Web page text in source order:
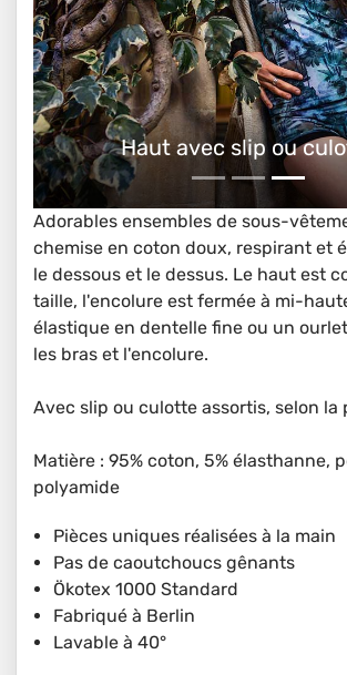
Ensembles de
Adorables ensembles de sous-
chemise en coton doux, respirant et
le dessous et le dessus. Le haut est
taille, l'encolure est fermée à mi-
élastique en dentelle fine ou un
les bras et l'encolure.
Avec slip ou culotte assortis, selon la
Matière : 95% coton, 5% élasthanne,
polyamide
Pièces uniques réalisées à la main
Pas de caoutchoucs gênants
Ökotex 1000 Standard
Fabriqué à Berlin
Lavable à 40°